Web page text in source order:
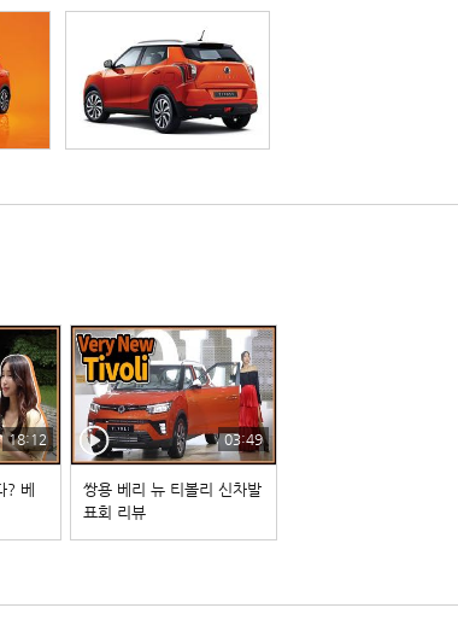
? 베
18:12
쌍용 베리 뉴 티볼리 신차발
표회 리뷰
03:49